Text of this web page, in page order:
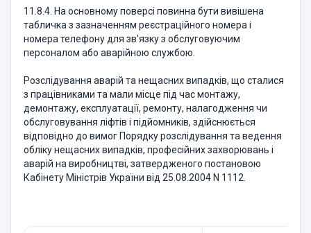
11.8.4. На основному поверсі повинна бути вивішена
табличка з зазначенням реєстраційного номера і
номера телефону для зв'язку з обслуговуючим
персоналом або аварійною службою.
Розслідування аварій та нещасних випадків, що сталися
з працівниками та мали місце під час монтажу,
демонтажу, експлуатації, ремонту, налагодження чи
обслуговування ліфтів і підйомників, здійснюється
відповідно до вимог Порядку розслідування та ведення
обліку нещасних випадків, професійних захворювань і
аварій на виробництві, затвердженого постановою
Кабінету Міністрів України від 25.08.2004 N 1112.